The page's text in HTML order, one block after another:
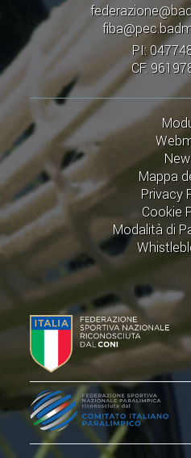
PI:
CF:
Mappa
Privacy
Cookie
Modalità di
QUOTE
ACCEDI
LINE
MODULI
GARE ED
ALBO
EVENTI